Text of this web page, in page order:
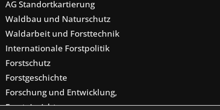
AG Standortkartierung
Waldbau und Naturschutz
Waldarbeit und Forsttechnik
Internationale Forstpolitik
Forstschutz
Forstgeschichte
Forschung und Entwicklung,
Forsteinrichtung,